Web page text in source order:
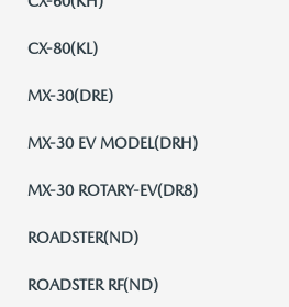
CX-80(KL)
MX-30(DRE)
MX-30 EV MODEL(DRH)
MX-30 ROTARY-EV(DR8)
ROADSTER(ND)
ROADSTER RF(ND)